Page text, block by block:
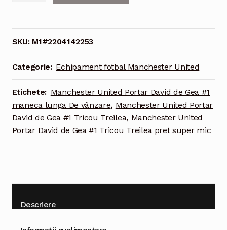
Tricou
Treilea
2021-
SKU: M1#2204142253
Categorie: Echipament fotbal Manchester United
Etichete: Manchester United Portar David de Gea #1
maneca lunga De vânzare, Manchester United Portar
David de Gea #1 Tricou Treilea, Manchester United
Portar David de Gea #1 Tricou Treilea pret super mic
Descriere